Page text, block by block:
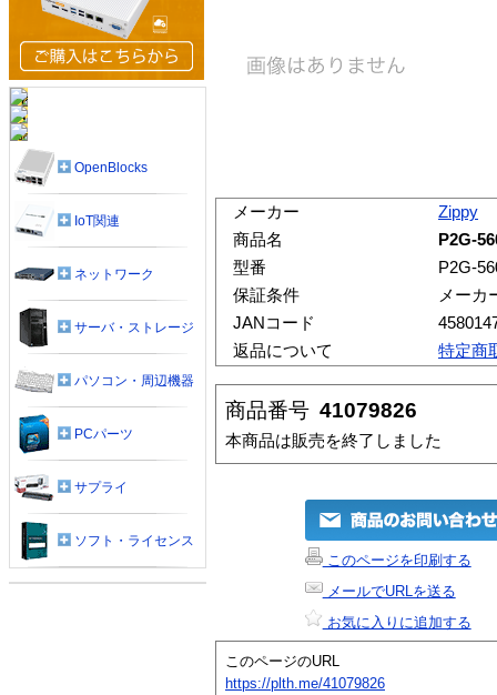
メーカー
Zippy
商品名
P2G-
型番
P2G-
保証条件
メーカ
JANコード
返品について
特定商
商品番号 41079826
本商品は販売を終了しました
このページを印刷する
メールでURLを送る
お気に入りに追加する
このページのURL
https://plth.me/41079826
OpenBlocks
IoT関連
ネットワーク
サーバ・ストレージ
パソコン・周辺機器
PCパーツ
サプライ
ソフト・ライセンス